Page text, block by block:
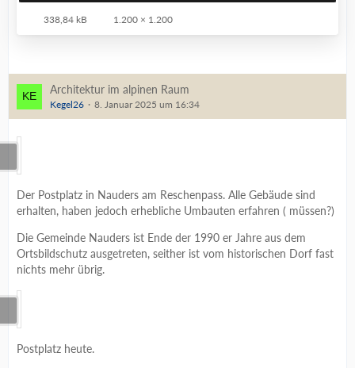
338,84 kB 1.200 × 1.200
Architektur im alpinen Raum
Kegel26 8. Januar 2025 um 16:34
Der Postplatz in Nauders am Reschenpass. Alle Gebäude sind
erhalten, haben jedoch erhebliche Umbauten erfahren ( müssen?)
Die Gemeinde Nauders ist Ende der 1990 er Jahre aus dem
Ortsbildschutz ausgetreten, seither ist vom historischen Dorf fast
nichts mehr übrig.
Postplatz heute.